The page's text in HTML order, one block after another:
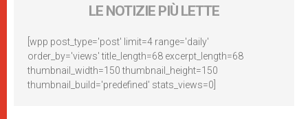
LE NOTIZIE PIÙ LETTE
[wpp post_type='post' limit=4 range='daily'
order_by='views' title_length=68 excerpt_length=68
thumbnail_width=150 thumbnail_height=150
thumbnail_build='predefined' stats_views=0]